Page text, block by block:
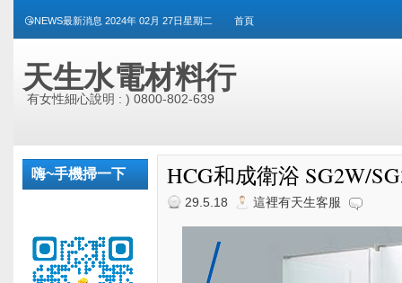
😘NEWS最新消息 2024年 02月 27日星期二 首頁
天生水電材料行
有女性細心說明 : ) 0800-802-639
嗨~手機掃一下 HCG和成衛浴 SG2W/
29.5.18 這裡有天生客服